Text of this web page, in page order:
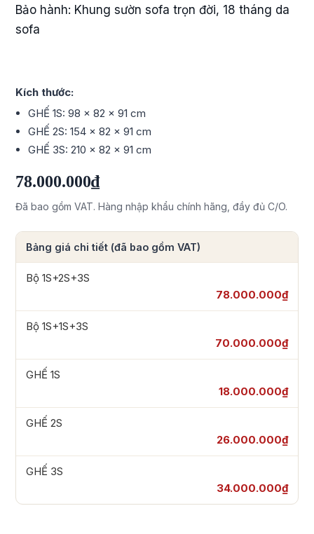
Bảo hành: Khung sườn sofa trọn đời, 18 tháng da
sofa
Kích thước:
GHẾ 1S: 98 x 82 x 91 cm
GHẾ 2S: 154 x 82 x 91 cm
GHẾ 3S: 210 x 82 x 91 cm
78.000.000₫
Đã bao gồm VAT. Hàng nhập khẩu chính hãng, đầy đủ C/O.
Bảng giá chi tiết (đã bao gồm VAT)
Bộ 1S+2S+3S
78.000.000₫
Bộ 1S+1S+3S
70.000.000₫
GHẾ 1S
18.000.000₫
GHẾ 2S
26.000.000₫
GHẾ 3S
34.000.000₫